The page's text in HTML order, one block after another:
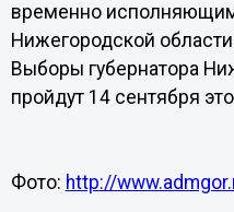
временно исполняющим
Нижегородской
Выборы губернатора
пройдут 14 сентября
Фото: http://